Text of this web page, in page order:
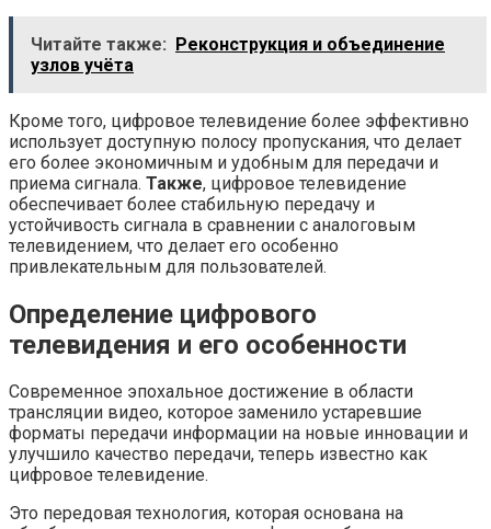
Читайте также: Реконструкция и объединение
узлов учёта
Кроме того, цифровое телевидение более эффективно
использует доступную полосу пропускания, что делает
его более экономичным и удобным для передачи и
приема сигнала. Также, цифровое телевидение
обеспечивает более стабильную передачу и
устойчивость сигнала в сравнении с аналоговым
телевидением, что делает его особенно
привлекательным для пользователей.
Определение цифрового
телевидения и его особенности
Современное эпохальное достижение в области
трансляции видео, которое заменило устаревшие
форматы передачи информации на новые инновации и
улучшило качество передачи, теперь известно как
цифровое телевидение.
Это передовая технология, которая основана на